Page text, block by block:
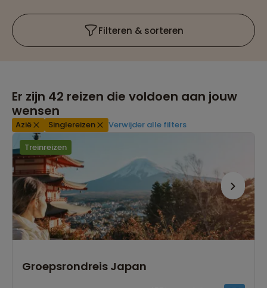
Filteren & sorteren
Er zijn 42 reizen die voldoen aan jouw
wensen
Azië Singlereizen
Verwijder alle filters
Treinreizen
Groepsrondreis Japan